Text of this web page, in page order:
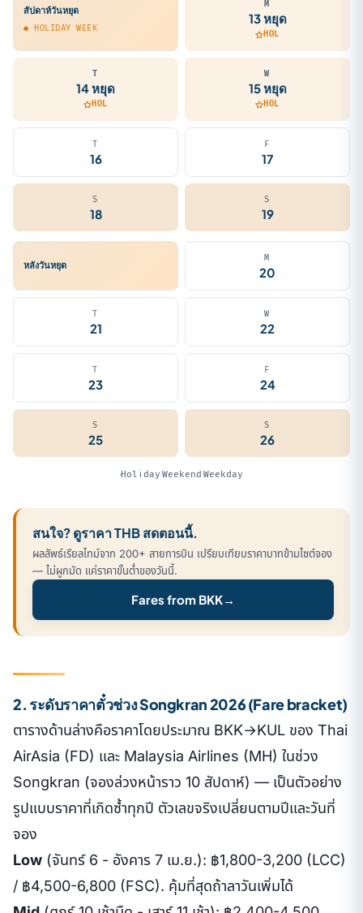
สัปดาห์วันหยุด
● HOLIDAY WEEK
M
13 หยุด
HOL
T
14 หยุด
HOL
W
15 หยุด
HOL
T
16
F
17
S
18
S
19
หลังวันหยุด
M
20
T
21
W
22
T
23
F
24
S
25
S
26
HolidayWeekend Weekday
สนใจ? ดูราคา THB สดตอนนี้.
ผลลัพธ์เรียลไทม์จาก 200+ สายการบิน เปรียบเทียบราคาบาทข้ามไซต์จอง
— ไม่ผูกมัด แค่ราคาขั้นต่ำของวันนี้.
Fares from BKK→
2. ระดับราคาตั๋วช่วง Songkran 2026 (Fare bracket)
ตารางด้านล่างคือราคาโดยประมาณ BKK→KUL ของ Thai
AirAsia (FD) และ Malaysia Airlines (MH) ในช่วง
Songkran (จองล่วงหน้าราว 10 สัปดาห์) — เป็นตัวอย่าง
รูปแบบราคาที่เกิดซ้ำทุกปี ตัวเลขจริงเปลี่ยนตามปีและวันที่
จอง
Low (จันทร์ 6 - อังคาร 7 เม.ย.): ฿1,800-3,200 (LCC)
/ ฿4,500-6,800 (FSC). คุ้มที่สุดถ้าลาวันเพิ่มได้